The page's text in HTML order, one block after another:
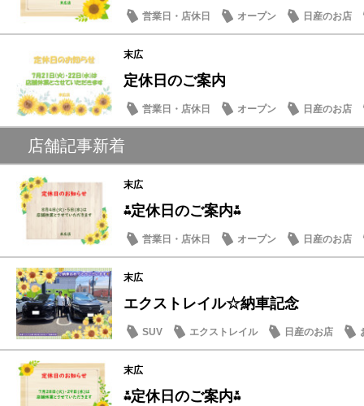
営業日・店休日 オープン 日産のお店
末広
定休日のご案内
営業日・店休日 オープン 日産のお店
店舗記事新着
末広
⁂定休日のご案内⁂
営業日・店休日 オープン 日産のお店
末広
エクストレイル☆納車記念
SUV エクストレイル 日産のお店
末広
⁂定休日のご案内⁂